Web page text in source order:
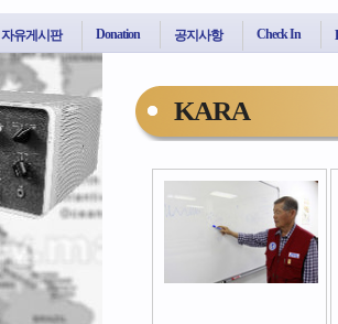
자유게시판 Donation 공지사항 Check In
KARA